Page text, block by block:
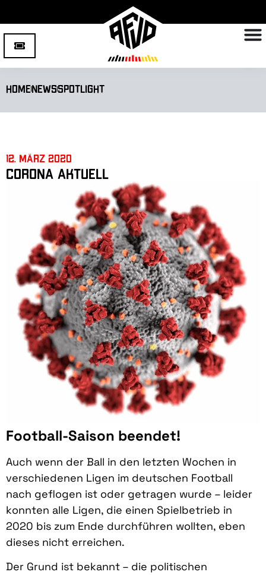
HomeNewsSpotlight
12. März 2020
CORONA AKTUELL
Football-Saison beendet!
Auch wenn der Ball in den letzten Wochen in
verschiedenen Ligen im deutschen Football
nach geflogen ist oder getragen wurde – leider
konnten alle Ligen, die einen Spielbetrieb in
2020 bis zum Ende durchführen wollten, eben
dieses nicht erreichen.
Der Grund ist bekannt – die politischen